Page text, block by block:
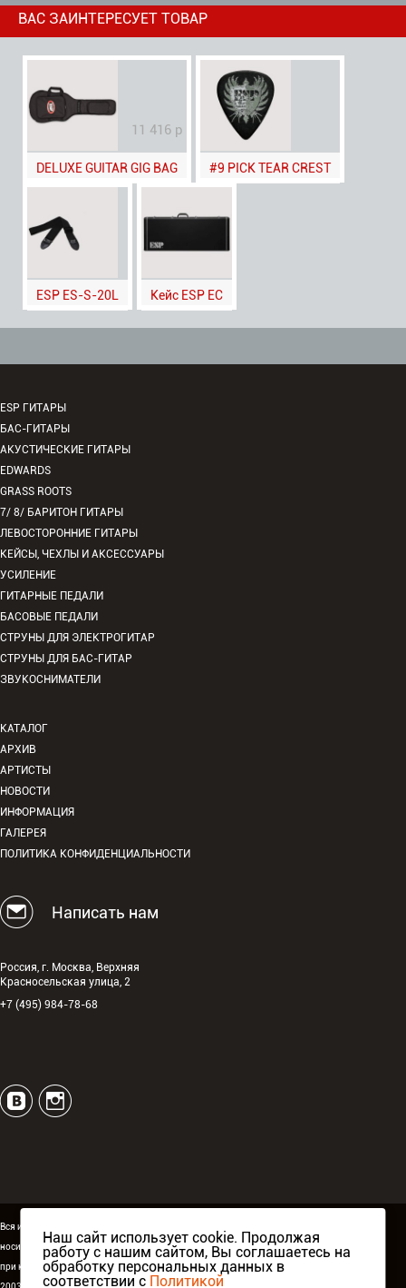
ВАС ЗАИНТЕРЕСУЕТ ТОВАР
11 416 р
DELUXE GUITAR GIG BAG #9 PICK TEAR CREST
ESP ES-S-20L Кейс ESP EC
ESP ГИТАРЫ
БАС-ГИТАРЫ
АКУСТИЧЕСКИЕ ГИТАРЫ
EDWARDS
GRASS ROOTS
7/ 8/ БАРИТОН ГИТАРЫ
ЛЕВОСТОРОННИЕ ГИТАРЫ
КЕЙСЫ, ЧЕХЛЫ И АКСЕССУАРЫ
УСИЛЕНИЕ
ГИТАРНЫЕ ПЕДАЛИ
БАСОВЫЕ ПЕДАЛИ
СТРУНЫ ДЛЯ ЭЛЕКТРОГИТАР
СТРУНЫ ДЛЯ БАС-ГИТАР
ЗВУКОСНИМАТЕЛИ
КАТАЛОГ
АРХИВ
АРТИСТЫ
НОВОСТИ
ИНФОРМАЦИЯ
ГАЛЕРЕЯ
ПОЛИТИКА КОНФИДЕНЦИАЛЬНОСТИ
Написать нам
Россия, г. Москва, Верхняя
Красносельская улица, 2
+7 (495) 984-78-68
Вся информация, размещённая на сайте espguitars.ru,
носит исключительно информационный характер и ни
при каких условиях не является публичной офертой.
Наш сайт использует cookie. Продолжая
работу с нашим сайтом, Вы соглашаетесь на
обработку персональных данных в
соответствии с Политикой